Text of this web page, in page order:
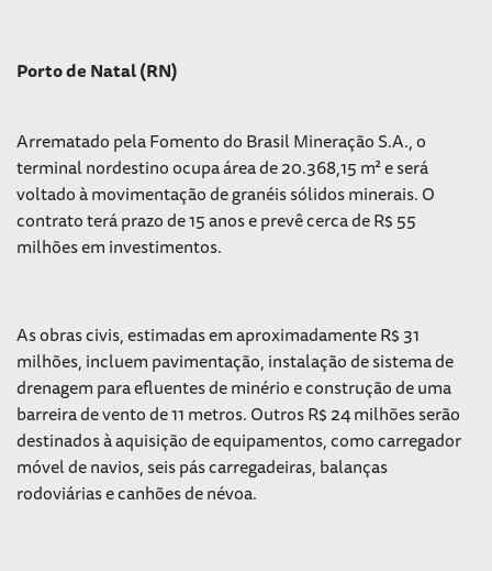
Porto de Natal (RN)
Arrematado pela Fomento do Brasil Mineração S.A., o
terminal nordestino ocupa área de 20.368,15 m² e será
voltado à movimentação de granéis sólidos minerais. O
contrato terá prazo de 15 anos e prevê cerca de R$ 55
milhões em investimentos.
As obras civis, estimadas em aproximadamente R$ 31
milhões, incluem pavimentação, instalação de sistema de
drenagem para efluentes de minério e construção de uma
barreira de vento de 11 metros. Outros R$ 24 milhões serão
destinados à aquisição de equipamentos, como carregador
móvel de navios, seis pás carregadeiras, balanças
rodoviárias e canhões de névoa.